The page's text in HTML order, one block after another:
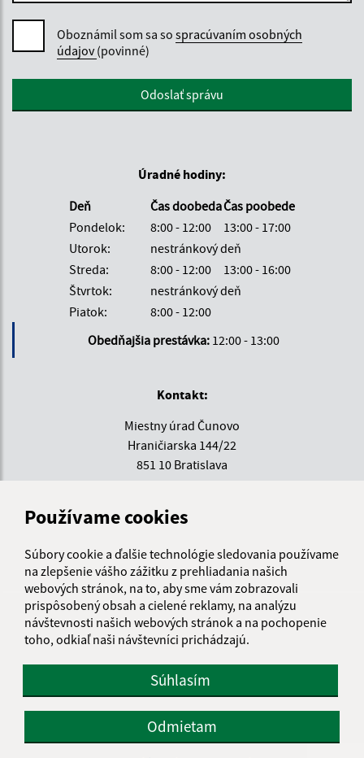
Používame cookies
Súbory cookie a ďalšie technológie sledovania používame
na zlepšenie vášho zážitku z prehliadania našich
webových stránok, na to, aby sme vám zobrazovali
prispôsobený obsah a cielené reklamy, na analýzu
návštevnosti našich webových stránok a na pochopenie
toho, odkiaľ naši návštevníci prichádzajú.
Súhlasím
Odmietam
Oboznámil som sa so spracúvaním osobných
údajov(povinné)
Google reCaptcha ResponseOdoslať správu
Úradné hodiny:
Deň
Čas doobedaČas poobede
Pondelok:
8:00 - 12:00
13:00 - 17:00
Utorok:
nestránkový deň
Streda:
8:00 - 12:00
13:00 - 16:00
Štvrtok:
nestránkový deň
Piatok:
8:00 - 12:00
Obedňajšia prestávka: 12:00 - 13:00
Kontakt:
Miestny úrad Čunovo
Hraničiarska 144/22
851 10 Bratislava
+421 903 808 153
IČO: 00641243